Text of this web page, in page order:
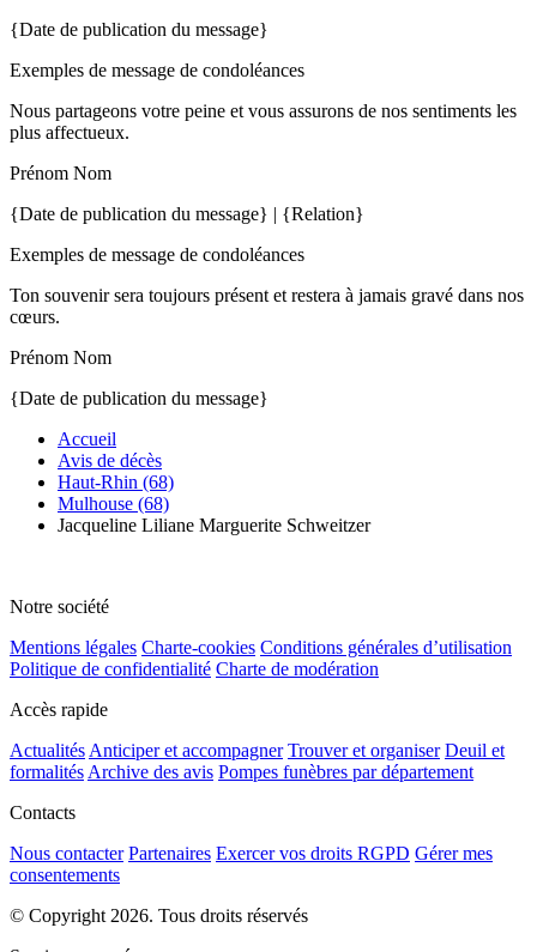
{Date de publication du message}
Exemples de message de condoléances
Nous partageons votre peine et vous assurons de nos sentiments les
plus affectueux.
Prénom Nom
{Date de publication du message} | {Relation}
Exemples de message de condoléances
Ton souvenir sera toujours présent et restera à jamais gravé dans nos
cœurs.
Prénom Nom
{Date de publication du message}
Accueil
Avis de décès
Haut-Rhin (68)
Mulhouse (68)
Jacqueline Liliane Marguerite Schweitzer
Notre société
Mentions légales Charte-cookies Conditions générales d’utilisation
Politique de confidentialité Charte de modération
Accès rapide
Actualités Anticiper et accompagner Trouver et organiser Deuil et
formalités Archive des avis Pompes funèbres par département
Contacts
Nous contacter Partenaires Exercer vos droits RGPD Gérer mes
consentements
© Copyright 2026. Tous droits réservés